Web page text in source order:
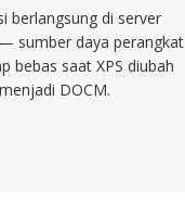
berlangsung di server
sumber daya perangkat
bebas saat XPS diubah
menjadi DOCM.